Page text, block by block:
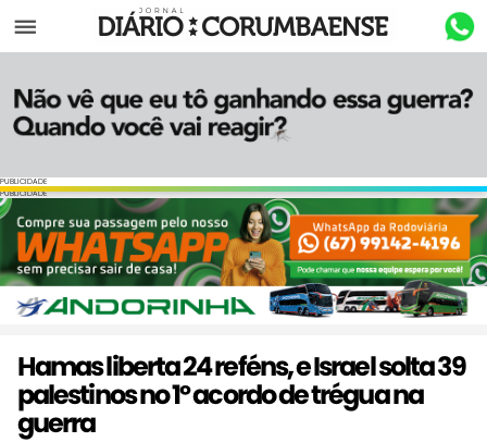
Menu
PUBLICIDADE
PUBLICIDADE
Hamas liberta 24 reféns, e Israel solta 39
palestinos no 1º acordo de trégua na
guerra